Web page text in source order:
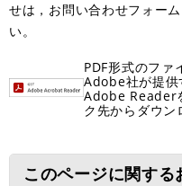
せは，お問い合わせフォー
い。
PDF形式のファ
Adobe社が提供
Adobe Reader
ク先からダウン
このページに関す